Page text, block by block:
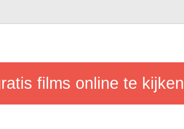
films online te kijken